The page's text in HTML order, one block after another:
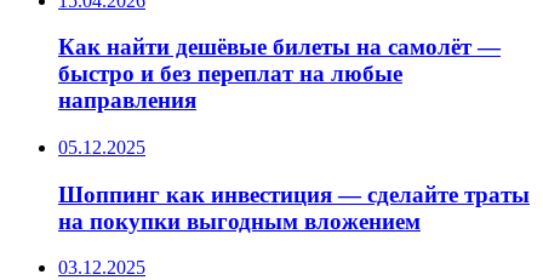
Как найти дешёвые билеты на самолёт —
быстро и без переплат на любые
направления
05.12.2025
Шоппинг как инвестиция — сделайте траты
на покупки выгодным вложением
03.12.2025